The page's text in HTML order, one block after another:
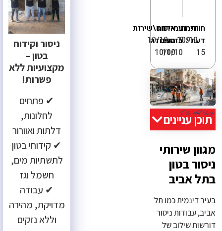
חוות
דעת
15
דירוג
10/10
מחיר
9.9
עמידה
בזמנים
10/10
איכות
העבודה
10/10
יחס\שירות
10/10
תוכן עניינים
מגוון שירותי
ניסור בטון
בתל אביב
בעיר דינמית כמו תל
אביב, עבודות ניסור
דורשות שילוב של
ניסור וקידוח
בטון –
מקצועיות ללא
פשרות!
✔ פתחים
לחלונות,
דלתות ואוורור
✔ קידוחי בטון
לתשתיות מים,
חשמל וגז
✔ עבודה
מדויקת, מהירה
וללא נזקים